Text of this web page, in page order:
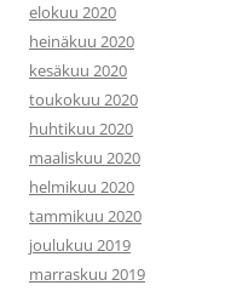
elokuu 2020
heinäkuu 2020
kesäkuu 2020
toukokuu 2020
huhtikuu 2020
maaliskuu 2020
helmikuu 2020
tammikuu 2020
joulukuu 2019
marraskuu 2019